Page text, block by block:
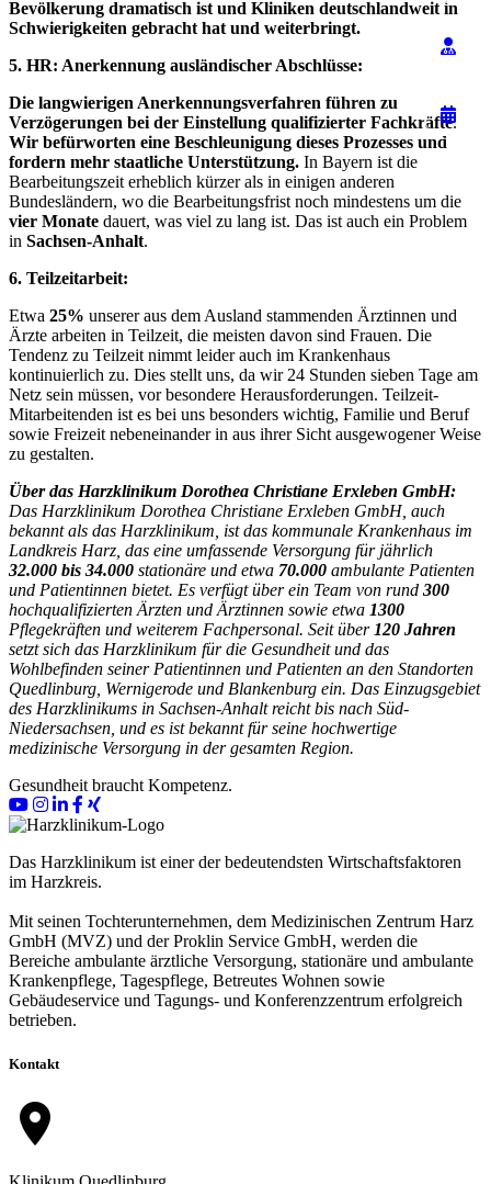
Bevölkerung dramatisch ist und Kliniken deutschlandweit in
Schwierigkeiten gebracht hat und weiterbringt.
5. HR: Anerkennung ausländischer Abschlüsse:
Die langwierigen Anerkennungsverfahren führen zu
Verzögerungen bei der Einstellung qualifizierter Fachkräfte.
Wir befürworten eine Beschleunigung dieses Prozesses und
fordern mehr staatliche Unterstützung. In Bayern ist die
Bearbeitungszeit erheblich kürzer als in einigen anderen
Bundesländern, wo die Bearbeitungsfrist noch mindestens um die
vier Monate dauert, was viel zu lang ist. Das ist auch ein Problem
in Sachsen-Anhalt.
6. Teilzeitarbeit:
Etwa 25% unserer aus dem Ausland stammenden Ärztinnen und
Ärzte arbeiten in Teilzeit, die meisten davon sind Frauen. Die
Tendenz zu Teilzeit nimmt leider auch im Krankenhaus
kontinuierlich zu. Dies stellt uns, da wir 24 Stunden sieben Tage am
Netz sein müssen, vor besondere Herausforderungen. Teilzeit-
Mitarbeitenden ist es bei uns besonders wichtig, Familie und Beruf
sowie Freizeit nebeneinander in aus ihrer Sicht ausgewogener Weise
zu gestalten.
Über das Harzklinikum Dorothea Christiane Erxleben GmbH:
Das Harzklinikum Dorothea Christiane Erxleben GmbH, auch
bekannt als das Harzklinikum, ist das kommunale Krankenhaus im
Landkreis Harz, das eine umfassende Versorgung für jährlich
32.000 bis 34.000 stationäre und etwa 70.000 ambulante Patienten
und Patientinnen bietet. Es verfügt über ein Team von rund 300
hochqualifizierten Ärzten und Ärztinnen sowie etwa 1300
Pflegekräften und weiterem Fachpersonal. Seit über120 Jahren
setzt sich das Harzklinikum für die Gesundheit und das
Wohlbefinden seiner Patientinnen und Patienten an den Standorten
Quedlinburg, Wernigerode und Blankenburg ein. Das Einzugsgebiet
des Harzklinikums in Sachsen-Anhalt reicht bis nach Süd-
Niedersachsen, und es ist bekannt für seine hochwertige
medizinische Versorgung in der gesamten Region.
Gesundheit braucht Kompetenz.
Das Harzklinikum ist einer der bedeutendsten Wirtschaftsfaktoren
im Harzkreis.
Mit seinen Tochterunternehmen, dem Medizinischen Zentrum Harz
GmbH (MVZ) und der Proklin Service GmbH, werden die
Bereiche ambulante ärztliche Versorgung, stationäre und ambulante
Krankenpflege, Tagespflege, Betreutes Wohnen sowie
Gebäudeservice und Tagungs- und Konferenzzentrum erfolgreich
betrieben.
Kontakt
location_on